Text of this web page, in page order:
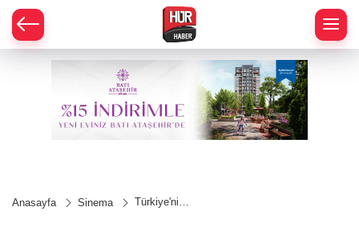
Anasayfa Sinema
Türkiye'nin